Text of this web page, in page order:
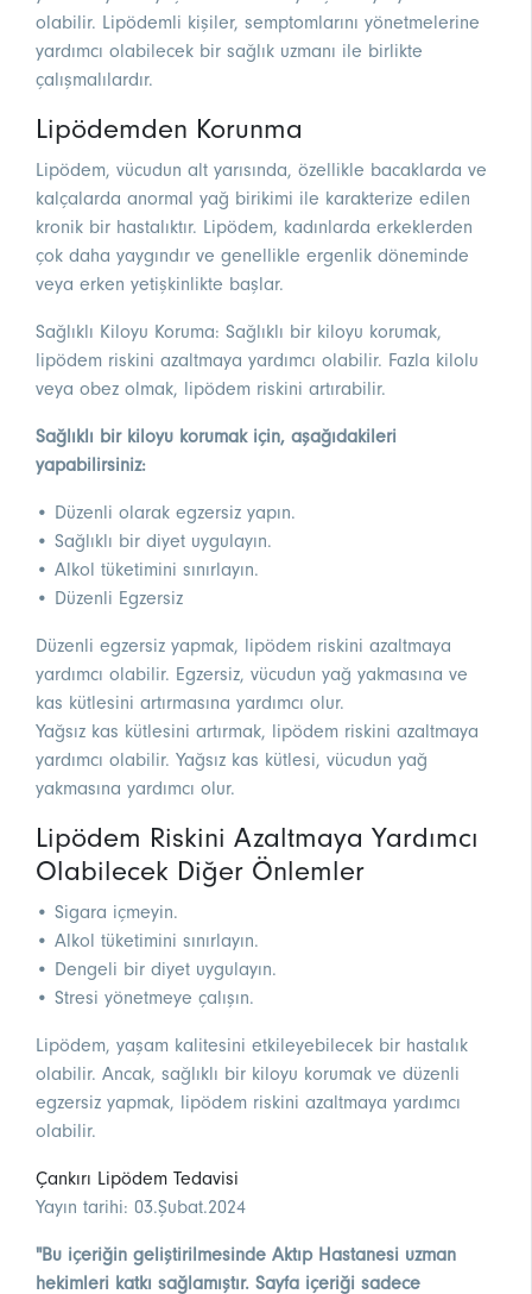
olabilir. Lipödemli kişiler, semptomlarını yönetmelerine
yardımcı olabilecek bir sağlık uzmanı ile birlikte
çalışmalılardır.
Lipödemden Korunma
Lipödem, vücudun alt yarısında, özellikle bacaklarda ve
kalçalarda anormal yağ birikimi ile karakterize edilen
kronik bir hastalıktır. Lipödem, kadınlarda erkeklerden
çok daha yaygındır ve genellikle ergenlik döneminde
veya erken yetişkinlikte başlar.
Sağlıklı Kiloyu Koruma: Sağlıklı bir kiloyu korumak,
lipödem riskini azaltmaya yardımcı olabilir. Fazla kilolu
veya obez olmak, lipödem riskini artırabilir.
Sağlıklı bir kiloyu korumak için, aşağıdakileri
yapabilirsiniz:
• Düzenli olarak egzersiz yapın.
• Sağlıklı bir diyet uygulayın.
• Alkol tüketimini sınırlayın.
• Düzenli Egzersiz
Düzenli egzersiz yapmak, lipödem riskini azaltmaya
yardımcı olabilir. Egzersiz, vücudun yağ yakmasına ve
kas kütlesini artırmasına yardımcı olur.
Yağsız kas kütlesini artırmak, lipödem riskini azaltmaya
yardımcı olabilir. Yağsız kas kütlesi, vücudun yağ
yakmasına yardımcı olur.
Lipödem Riskini Azaltmaya Yardımcı
Olabilecek Diğer Önlemler
• Sigara içmeyin.
• Alkol tüketimini sınırlayın.
• Dengeli bir diyet uygulayın.
• Stresi yönetmeye çalışın.
Lipödem, yaşam kalitesini etkileyebilecek bir hastalık
olabilir. Ancak, sağlıklı bir kiloyu korumak ve düzenli
egzersiz yapmak, lipödem riskini azaltmaya yardımcı
olabilir.
Çankırı Lipödem Tedavisi
Yayın tarihi: 03.Şubat.2024
"Bu içeriğin geliştirilmesinde Aktıp Hastanesi uzman
hekimleri katkı sağlamıştır. Sayfa içeriği sadece